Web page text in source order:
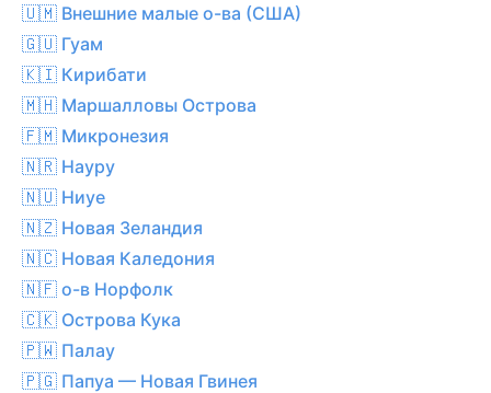
🇺🇲 Внешние малые о-ва (США)
🇬🇺 Гуам
🇰🇮 Кирибати
🇲🇭 Маршалловы Острова
🇫🇲 Микронезия
🇳🇷 Науру
🇳🇺 Ниуе
🇳🇿 Новая Зеландия
🇳🇨 Новая Каледония
🇳🇫 о-в Норфолк
🇨🇰 Острова Кука
🇵🇼 Палау
🇵🇬 Папуа — Новая Гвинея